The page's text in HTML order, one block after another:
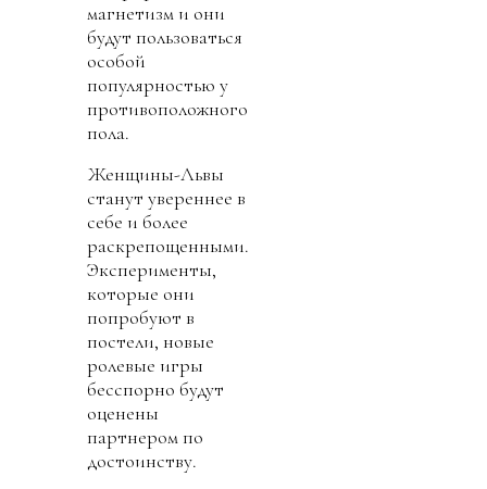
магнетизм и они
будут пользоваться
особой
популярностью у
противоположного
пола.
Женщины-Львы
станут увереннее в
себе и более
раскрепощенными.
Эксперименты,
которые они
попробуют в
постели, новые
ролевые игры
бесспорно будут
оценены
партнером по
достоинству.